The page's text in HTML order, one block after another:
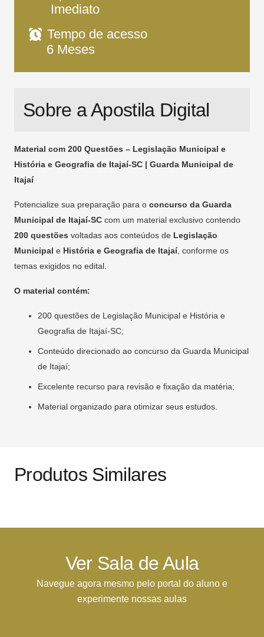
Imediato
Tempo de acesso
6 Meses
Sobre a Apostila Digital
Material com 200 Questões – Legislação Municipal e
História e Geografia de Itajaí-SC | Guarda Municipal de
Itajaí
Potencialize sua preparação para o concurso da Guarda
Municipal de Itajaí-SC com um material exclusivo contendo
200 questões voltadas aos conteúdos de Legislação
Municipal e História e Geografia de Itajaí, conforme os
temas exigidos no edital.
O material contém:
200 questões de Legislação Municipal e História e
Geografia de Itajaí-SC;
Conteúdo direcionado ao concurso da Guarda Municipal
de Itajaí;
Excelente recurso para revisão e fixação da matéria;
Material organizado para otimizar seus estudos.
Produtos Similares
Ver Sala de Aula
Navegue agora mesmo pelo portal do aluno e
experimente nossas aulas